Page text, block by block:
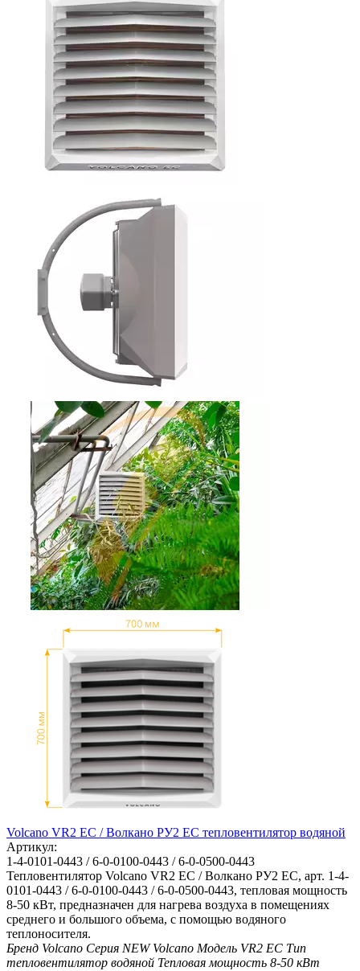
Volcano VR2 EC / Волкано РУ2 ЕС тепловентилятор водяной
Артикул:
1-4-0101-0443 / 6-0-0100-0443 / 6-0-0500-0443
Тепловентилятор Volcano VR2 EC / Волкано РУ2 ЕС, арт. 1-4-
0101-0443 / 6-0-0100-0443 / 6-0-0500-0443, тепловая мощность
8-50 кВт, предназначен для нагрева воздуха в помещениях
среднего и большого объема, с помощью водяного
теплоносителя.
Бренд Volcano Серия NEW Volcano Модель VR2 EC Тип
тепловентилятор водяной Тепловая мощность 8-50 кВт